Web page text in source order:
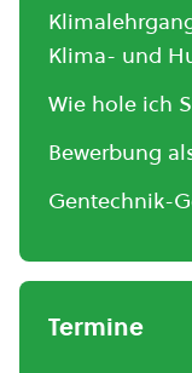
Klima- und
Wie hole ich
Bewerbung
Gentechnik-
Termine